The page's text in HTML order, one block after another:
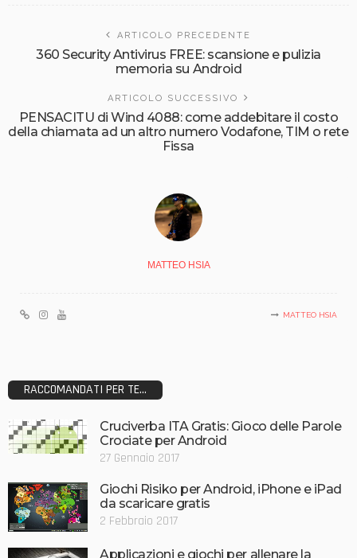
ARTICOLO PRECEDENTE
360 Security Antivirus FREE: scansione e pulizia
memoria su Android
ARTICOLO SUCCESSIVO
PENSACITU di Wind 4088: come addebitare il costo
della chiamata ad un altro numero Vodafone, TIM o rete
Fissa
MATTEO HSIA
MATTEO HSIA
RACCOMANDATI PER TE...
Cruciverba ITA Gratis: Gioco delle Parole
Crociate per Android
27 Gennaio 2017
Giochi Risiko per Android, iPhone e iPad
da scaricare gratis
2 Febbraio 2017
Applicazioni e giochi per allenare la